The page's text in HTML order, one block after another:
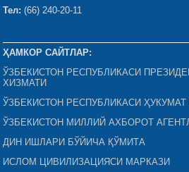
Тел: (66) 240-20-11
ҲАМКОР САЙТЛАР:
ЎЗБЕКИСТОН РЕСПУБЛИКАСИ
ХИЗМАТИ
ЎЗБЕКИСТОН РЕСПУБЛИКАСИ ҲУКУМАТ
ЎЗБЕКИСТОН МИЛЛИЙ АХБОРОТ
ДИН ИШЛАРИ БЎЙИЧА ҚЎМИТА
ИСЛОМ ЦИВИЛИЗАЦИЯСИ МАРКАЗИ